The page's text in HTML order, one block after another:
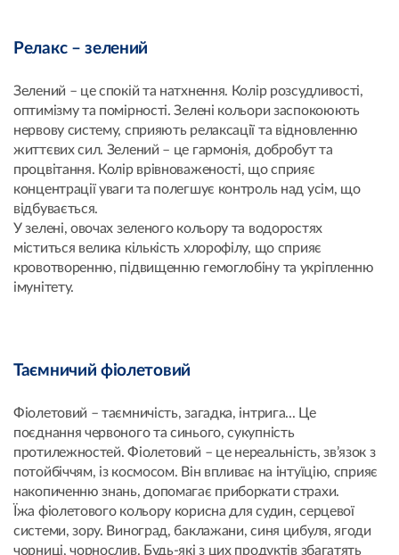
Релакс – зелений
Зелений – це спокій та натхнення. Колір розсудливості,
оптимізму та помірності. Зелені кольори заспокоюють
нервову систему, сприяють релаксації та відновленню
життєвих сил. Зелений – це гармонія, добробут та
процвітання. Колір врівноваженості, що сприяє
концентрації уваги та полегшує контроль над усім, що
відбувається.
У зелені, овочах зеленого кольору та водоростях
міститься велика кількість хлорофілу, що сприяє
кровотворенню, підвищенню гемоглобіну та укріпленню
імунітету.
Таємничий фіолетовий
Фіолетовий – таємничість, загадка, інтрига... Це
поєднання червоного та синього, сукупність
протилежностей. Фіолетовий – це нереальність, зв’язок з
потойбіччям, із космосом. Він впливає на інтуїцію, сприяє
накопиченню знань, допомагає приборкати страхи.
Їжа фіолетового кольору корисна для судин, серцевої
системи, зору. Виноград, баклажани, синя цибуля, ягоди
чорниці, чорнослив. Будь-які з цих продуктів збагатять